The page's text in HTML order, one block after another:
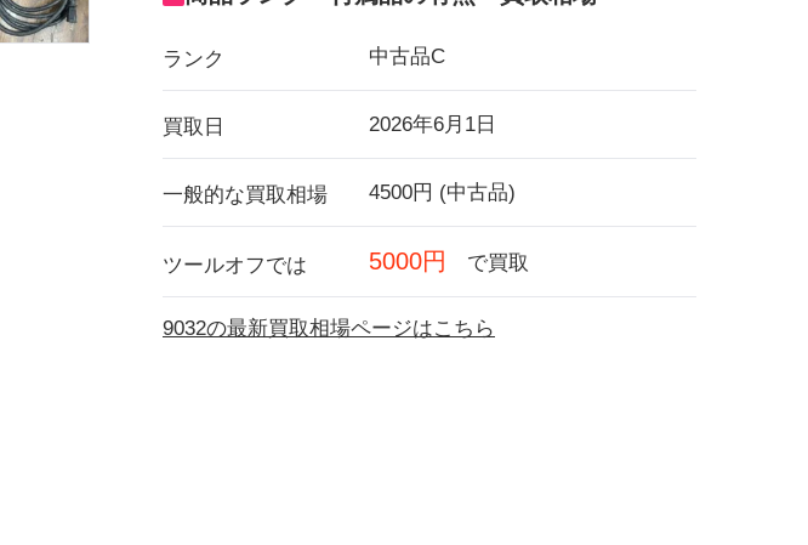
ランク 中古品C
買取日 2026年6月1日
一般的な買取相場 4500円 (中古品)
ツールオフでは 5000円 で買取
9032の最新買取相場ページはこちら